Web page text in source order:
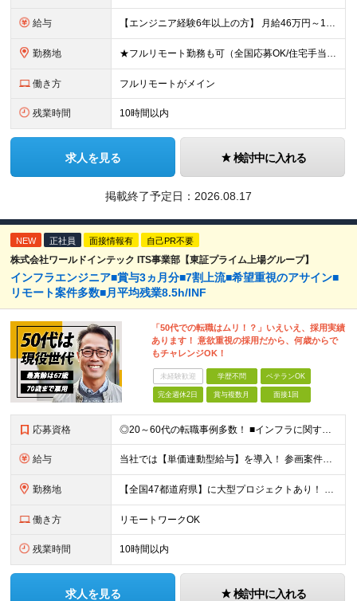
給与 【エンジニア経験6年以上の方】 月給46万円～100万円（固定残業代含む） ※上記月給には月30時間分の固定残業代（月8万7,400円～月19万円）を含む。超過分は全額支給。 【エンジニア経験4年以
勤務地 ★フルリモート勤務も可（全国応募OK/住宅手当を支給します） ※案件によって常駐が必要になる場合があります。 ※希望がない限り、転勤はありません ※U・Iターン歓迎 ★ルトラの社員は全国各地で活躍中
働き方 フルリモートがメイン
残業時間 10時間以内
求人を見る 検討中に入れる
掲載終了予定日： 2026.08.17
NEW 正社員 面接情報有 自己PR不要
株式会社ワールドインテック ITS事業部【東証プライム上場グループ】
インフラエンジニア■賞与3ヵ月分■7割上流■希望重視のアサイン■
リモート案件多数■月平均残業8.5h/INF
「50代での転職はムリ！？」いえいえ、採用実績
あります！ 意欲重視の採用だから、何歳からで
もチャレンジOK！
未経験歓迎 学歴不問 ベテランOK
完全週休2日 賞与複数月 面接1回
応募資格 ◎20～60代の転職事例多数！ ■インフラに関する何らかのご経験 ■学歴不問/転職回数は一切不問！
給与 当社では【単価連動型給与】を導入！ 参画案件の契約単価に連動して給与が決定。 還元率は単価の【70％～80％】と東証プライム上場グループとして高水準です！（社会保険料・教育コスト含む） ■関東：月給
勤務地 【全国47都道府県】に大型プロジェクトあり！ 主要勤務地： 北海道/宮城県/栃木県/埼玉県/千葉県/東京都/神奈川県/愛知県/大阪府/京都府/兵庫県/広島県/福岡県/熊本県 ※勤務エリアは、あなたの
働き方 リモートワークOK
残業時間 10時間以内
求人を見る 検討中に入れる